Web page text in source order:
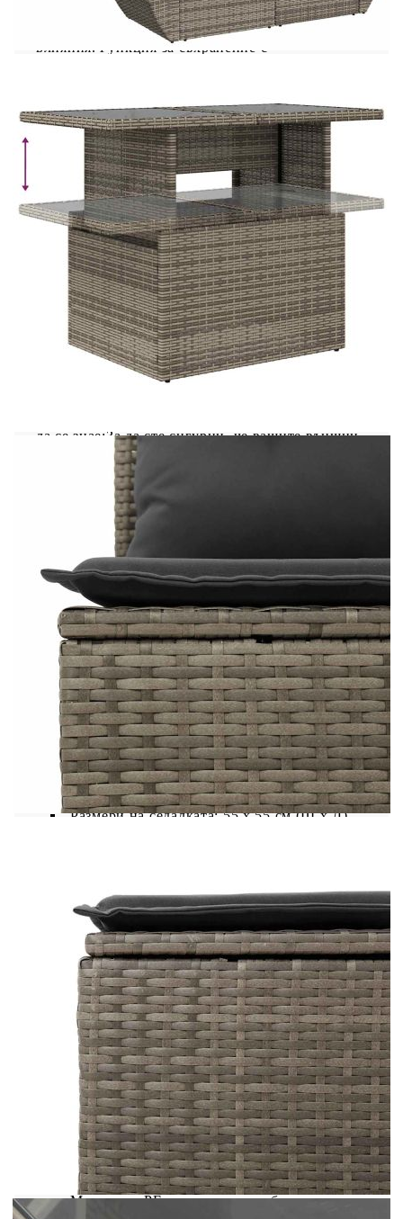
използва за външни мебели поради своята
издръжливост и устойчивост на атмосферни
влияния.Функция за съхранение с
на възглавници, играчки и други предмети.
Вътрешната чанта има горен капак и може да
бъде здраво закрепена към седалката със
закопчалки за допълнителна
стабилност.Регулируем плот: Плотът може да се
повдигне, за да направи масата по-висока, което
трансформира външната маса от маса за кафе в
маса за хранене. Идеална е за гости или за
хранене навън.Универсална табуретка за крака:
Табуретката е универсална и служи като удобна
поставка за крака, когато се излежавате на
дивана или като допълнителна седалка във
вашата градина.Калъф, който може да се сваля и
може да се пере: Тези възглавници за седалки
имат подвижни калъфи за лесно пране и
поддръжка.Здрава и стабилна рамка: Прахово
боядисаната стоманена рамка е здрава,
стабилна, издръжлива и устойчива на корозия и
да се знае:За да сте сигурни, че вашите външни
мебели ще останат красиви, ви препоръчваме да
ги защитите с водоустойчиво покривало.
Размери на водоустойчивата чанта: 55 x 53
x 34 см (Д x Ш x В)
Максимален капацитет на теглото (на
седалка): 110 кг
UV устойчив
Пластмасови регулируеми крачета
Необходим е монтаж
Централна седалка:
Цвят: Сив
Материал: PE ратан, прахово боядисана
стомана
Размери: 55 x 62 x 69 см (Ш x Д x В)
Размери на седалката: 55 x 55 cм (Ш x Д)
Модул с подлакътници:
Цвят: Сив
Материал: PE ратан, прахово боядисана
стомана
Размери: 71 x 62 x 69 см (Ш x Д x В)
Размери на седалката: 55 x 55 cм (Ш x Д)
Височина на седалката от земята (без
възглавницата): 37 см
Височина на подлакътника от земята: 55 см
Табуретка:
Цвят: Сив
Материал: PE ратан, прахово боядисана